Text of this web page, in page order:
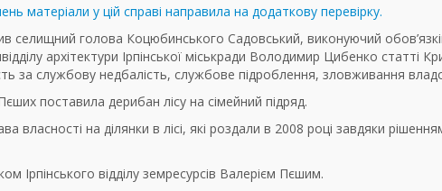
матеріали у цій справі направила на додаткову перевірку.
селищний голова Коцюбинського Садовський, виконуючий
архітектури Ірпінської міськради Володимир Цибенко статті
за службову недбалість, службове підроблення, зловживання
поставила дерибан лісу на сімейний підряд.
власності на ділянки в лісі, які роздали в 2008 році завдяки
Ірпінського відділу земресурсів Валерієм Пєшим.